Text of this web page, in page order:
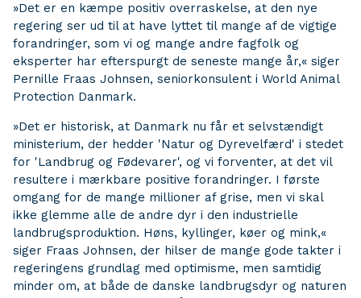
»Det er en kæmpe positiv overraskelse, at den nye
regering ser ud til at have lyttet til mange af de vigtige
forandringer, som vi og mange andre fagfolk og
eksperter har efterspurgt de seneste mange år,« siger
Pernille Fraas Johnsen, seniorkonsulent i World Animal
Protection Danmark.
»Det er historisk, at Danmark nu får et selvstændigt
ministerium, der hedder 'Natur og Dyrevelfærd' i stedet
for 'Landbrug og Fødevarer', og vi forventer, at det vil
resultere i mærkbare positive forandringer. I første
omgang for de mange millioner af grise, men vi skal
ikke glemme alle de andre dyr i den industrielle
landbrugsproduktion. Høns, kyllinger, køer og mink,«
siger Fraas Johnsen, der hilser de mange gode takter i
regeringens grundlag med optimisme, men samtidig
minder om, at både de danske landbrugsdyr og naturen